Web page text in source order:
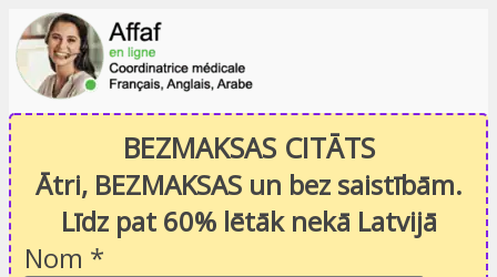
BEZMAKSAS CITĀTS
Ātri, BEZMAKSAS un bez saistībām.
Līdz pat 60% lētāk nekā Latvijā
Nom *